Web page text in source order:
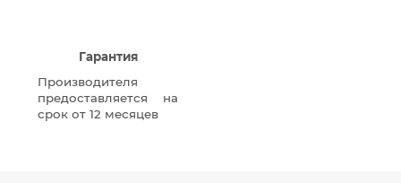
Гарантия
Производителя
предоставляется на
срок от 12 месяцев